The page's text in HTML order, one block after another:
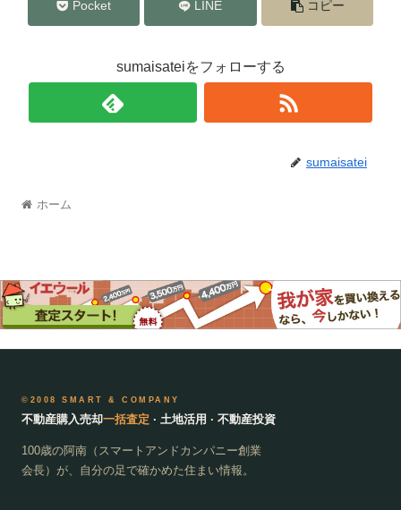
Pocket LINE コピー
sumaisateiをフォローする
sumaisatei
ホーム
©2008 SMART & COMPANY
不動産購入売却一括査定 · 土地活用 · 不動産投資
100歳の阿南（スマートアンドカンパニー創業
会長）が、自分の足で確かめた住まい情報。